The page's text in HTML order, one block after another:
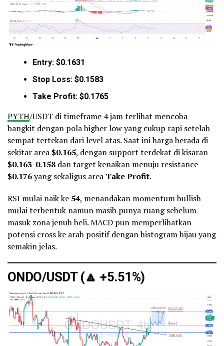
Entry: $0.1631
Stop Loss: $0.1583
Take Profit: $0.1765
PYTH/USDT di timeframe 4 jam terlihat mencoba
bangkit dengan pola higher low yang cukup rapi setelah
sempat tertekan dari level atas. Saat ini harga berada di
sekitar area $0.165, dengan support terdekat di kisaran
$0.163-0.158 dan target kenaikan menuju resistance
$0.176yang sekaligus area Take Profit.
RSI mulai naik ke 54, menandakan momentum bullish
mulai terbentuk namun masih punya ruang sebelum
masuk zona jenuh beli. MACD pun memperlihatkan
potensi cross ke arah positif dengan histogram hijau yang
semakin jelas.
ONDO/USDT (🔼 +5.51%)